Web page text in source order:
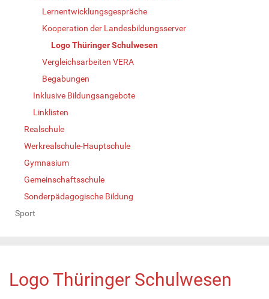
Lernentwicklungsgespräche
Kooperation der Landesbildungsserver
Logo Thüringer Schulwesen
Vergleichsarbeiten VERA
Begabungen
Inklusive Bildungsangebote
Linklisten
Realschule
Werkrealschule-Hauptschule
Gymnasium
Gemeinschaftsschule
Sonderpädagogische Bildung
Sport
Logo Thüringer Schulwesen